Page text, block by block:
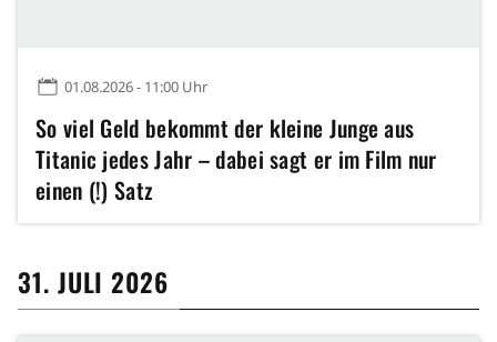
01.08.2026 - 11:00 Uhr
So viel Geld bekommt der kleine Junge aus
Titanic jedes Jahr – dabei sagt er im Film nur
einen (!) Satz
31. JULI 2026